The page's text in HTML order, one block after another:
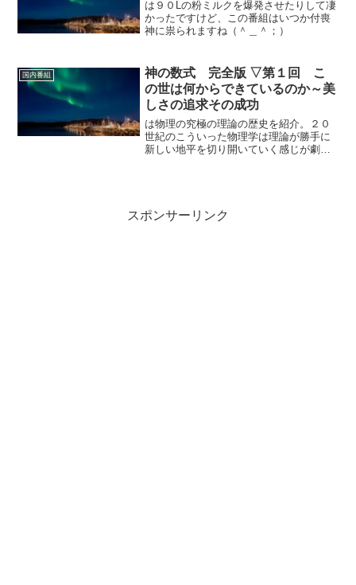
は９０Lの粉ミルクを爆発させたりして凄
かったですけど、この番組はいつか付喪
神に祟られますね（＾＿＾；）
国内番組
神の数式 完全版 ▽第１回 こ
の世は何からできているのか～美
しさの追求その成功
は物理の究極の理論の歴史を紹介。２０
世紀のこういった物理学は理論が勝手に
新しい地平を切り開いていく感じが劇的
スポンサーリンク